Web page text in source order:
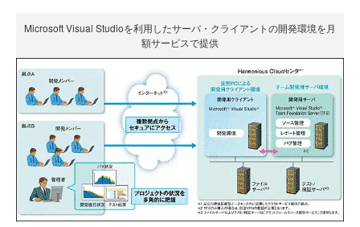
Microsoft Visual Studioを利用したサーバ・クライアントの開発環境を月
額サービスで提供